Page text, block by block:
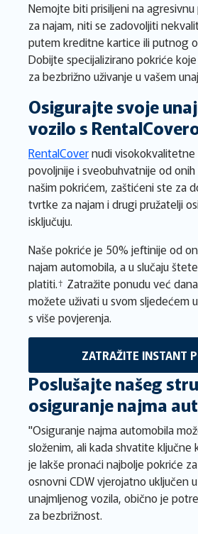
Nemojte biti prisiljeni na
za najam, niti se zadovoljiti
putem kreditne kartice ili putnog
Dobijte specijalizirano pokriće
za bezbrižno uživanje u vašem
Osigurajte svoje
vozilo s
RentalCovernudi
povoljnije i sveobuhvatnije od
našim pokrićem, zaštićeni ste za
tvrtke za najam i drugi pružatelji
isključuju.
Naše pokriće je 50% jeftinije od
najam automobila, a u slučaju
platiti.† Zatražite ponudu već
možete uživati u svom sljedećem
s više povjerenja.
ZATRAŽITE INSTANT
Poslušajte našeg
osiguranje najma
"Osiguranje najma automobila
složenim, ali kada shvatite
je lakše pronaći najbolje pokriće
osnovni CDW vjerojatno uključen
unajmljenog vozila, obično je
za bezbrižnost.